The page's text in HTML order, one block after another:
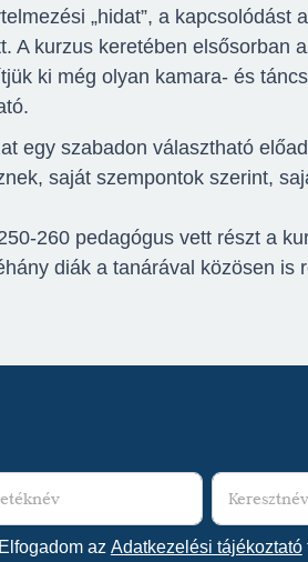
„hidat”, a
A kurzus keretében elsősorban
ki még olyan kamara- és
egy szabadon választható
saját szempontok szerint,
260 pedagógus vett részt a
diák a tanárával közösen is
Elfogadom az Adatkezelési tájékoztató